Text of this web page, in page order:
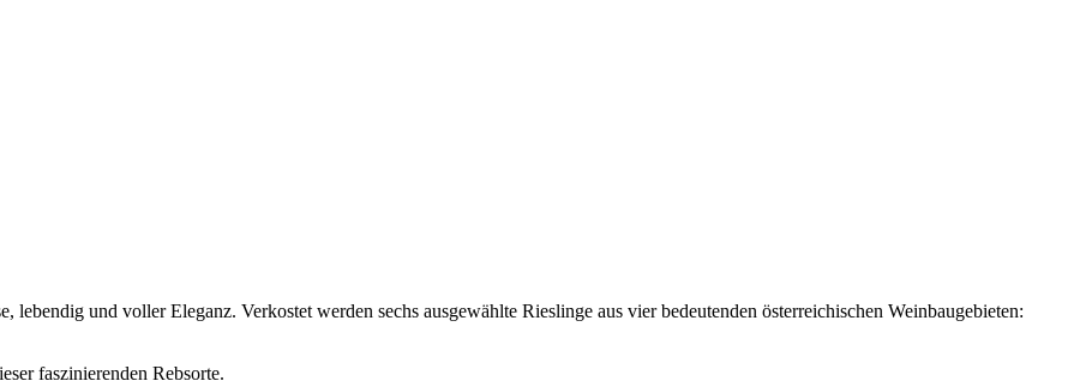
lebendig und voller Eleganz. Verkostet werden sechs ausgewählte Rieslinge aus vier bedeutenden österreichischen Weinbaugebieten:
faszinierenden Rebsorte.